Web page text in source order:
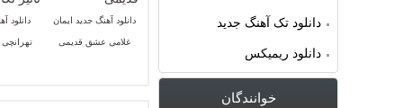
دانلود آهنگ جدید ایمان
غلامی عشق قدیمی
دانلود
تهرانچی
دانلود تک آهنگ جدید
دانلود ریمیکس
خوانندگان